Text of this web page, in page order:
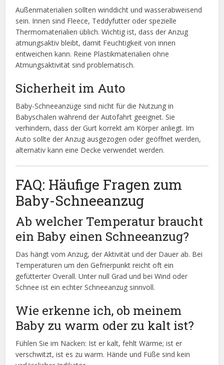
Außenmaterialien sollten winddicht und wasserabweisend
sein. Innen sind Fleece, Teddyfutter oder spezielle
Thermomaterialien üblich. Wichtig ist, dass der Anzug
atmungsaktiv bleibt, damit Feuchtigkeit von innen
entweichen kann. Reine Plastikmaterialien ohne
Atmungsaktivität sind problematisch.
Sicherheit im Auto
Baby-Schneeanzüge sind nicht für die Nutzung in
Babyschalen während der Autofahrt geeignet. Sie
verhindern, dass der Gurt korrekt am Körper anliegt. Im
Auto sollte der Anzug ausgezogen oder geöffnet werden,
alternativ kann eine Decke verwendet werden.
FAQ: Häufige Fragen zum
Baby-Schneeanzug
Ab welcher Temperatur braucht
ein Baby einen Schneeanzug?
Das hängt vom Anzug, der Aktivität und der Dauer ab. Bei
Temperaturen um den Gefrierpunkt reicht oft ein
gefütterter Overall. Unter null Grad und bei Wind oder
Schnee ist ein echter Schneeanzug sinnvoll.
Wie erkenne ich, ob meinem
Baby zu warm oder zu kalt ist?
Fühlen Sie im Nacken: Ist er kalt, fehlt Wärme; ist er
verschwitzt, ist es zu warm. Hände und Füße sind kein